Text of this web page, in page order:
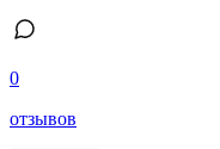
0
отзывов